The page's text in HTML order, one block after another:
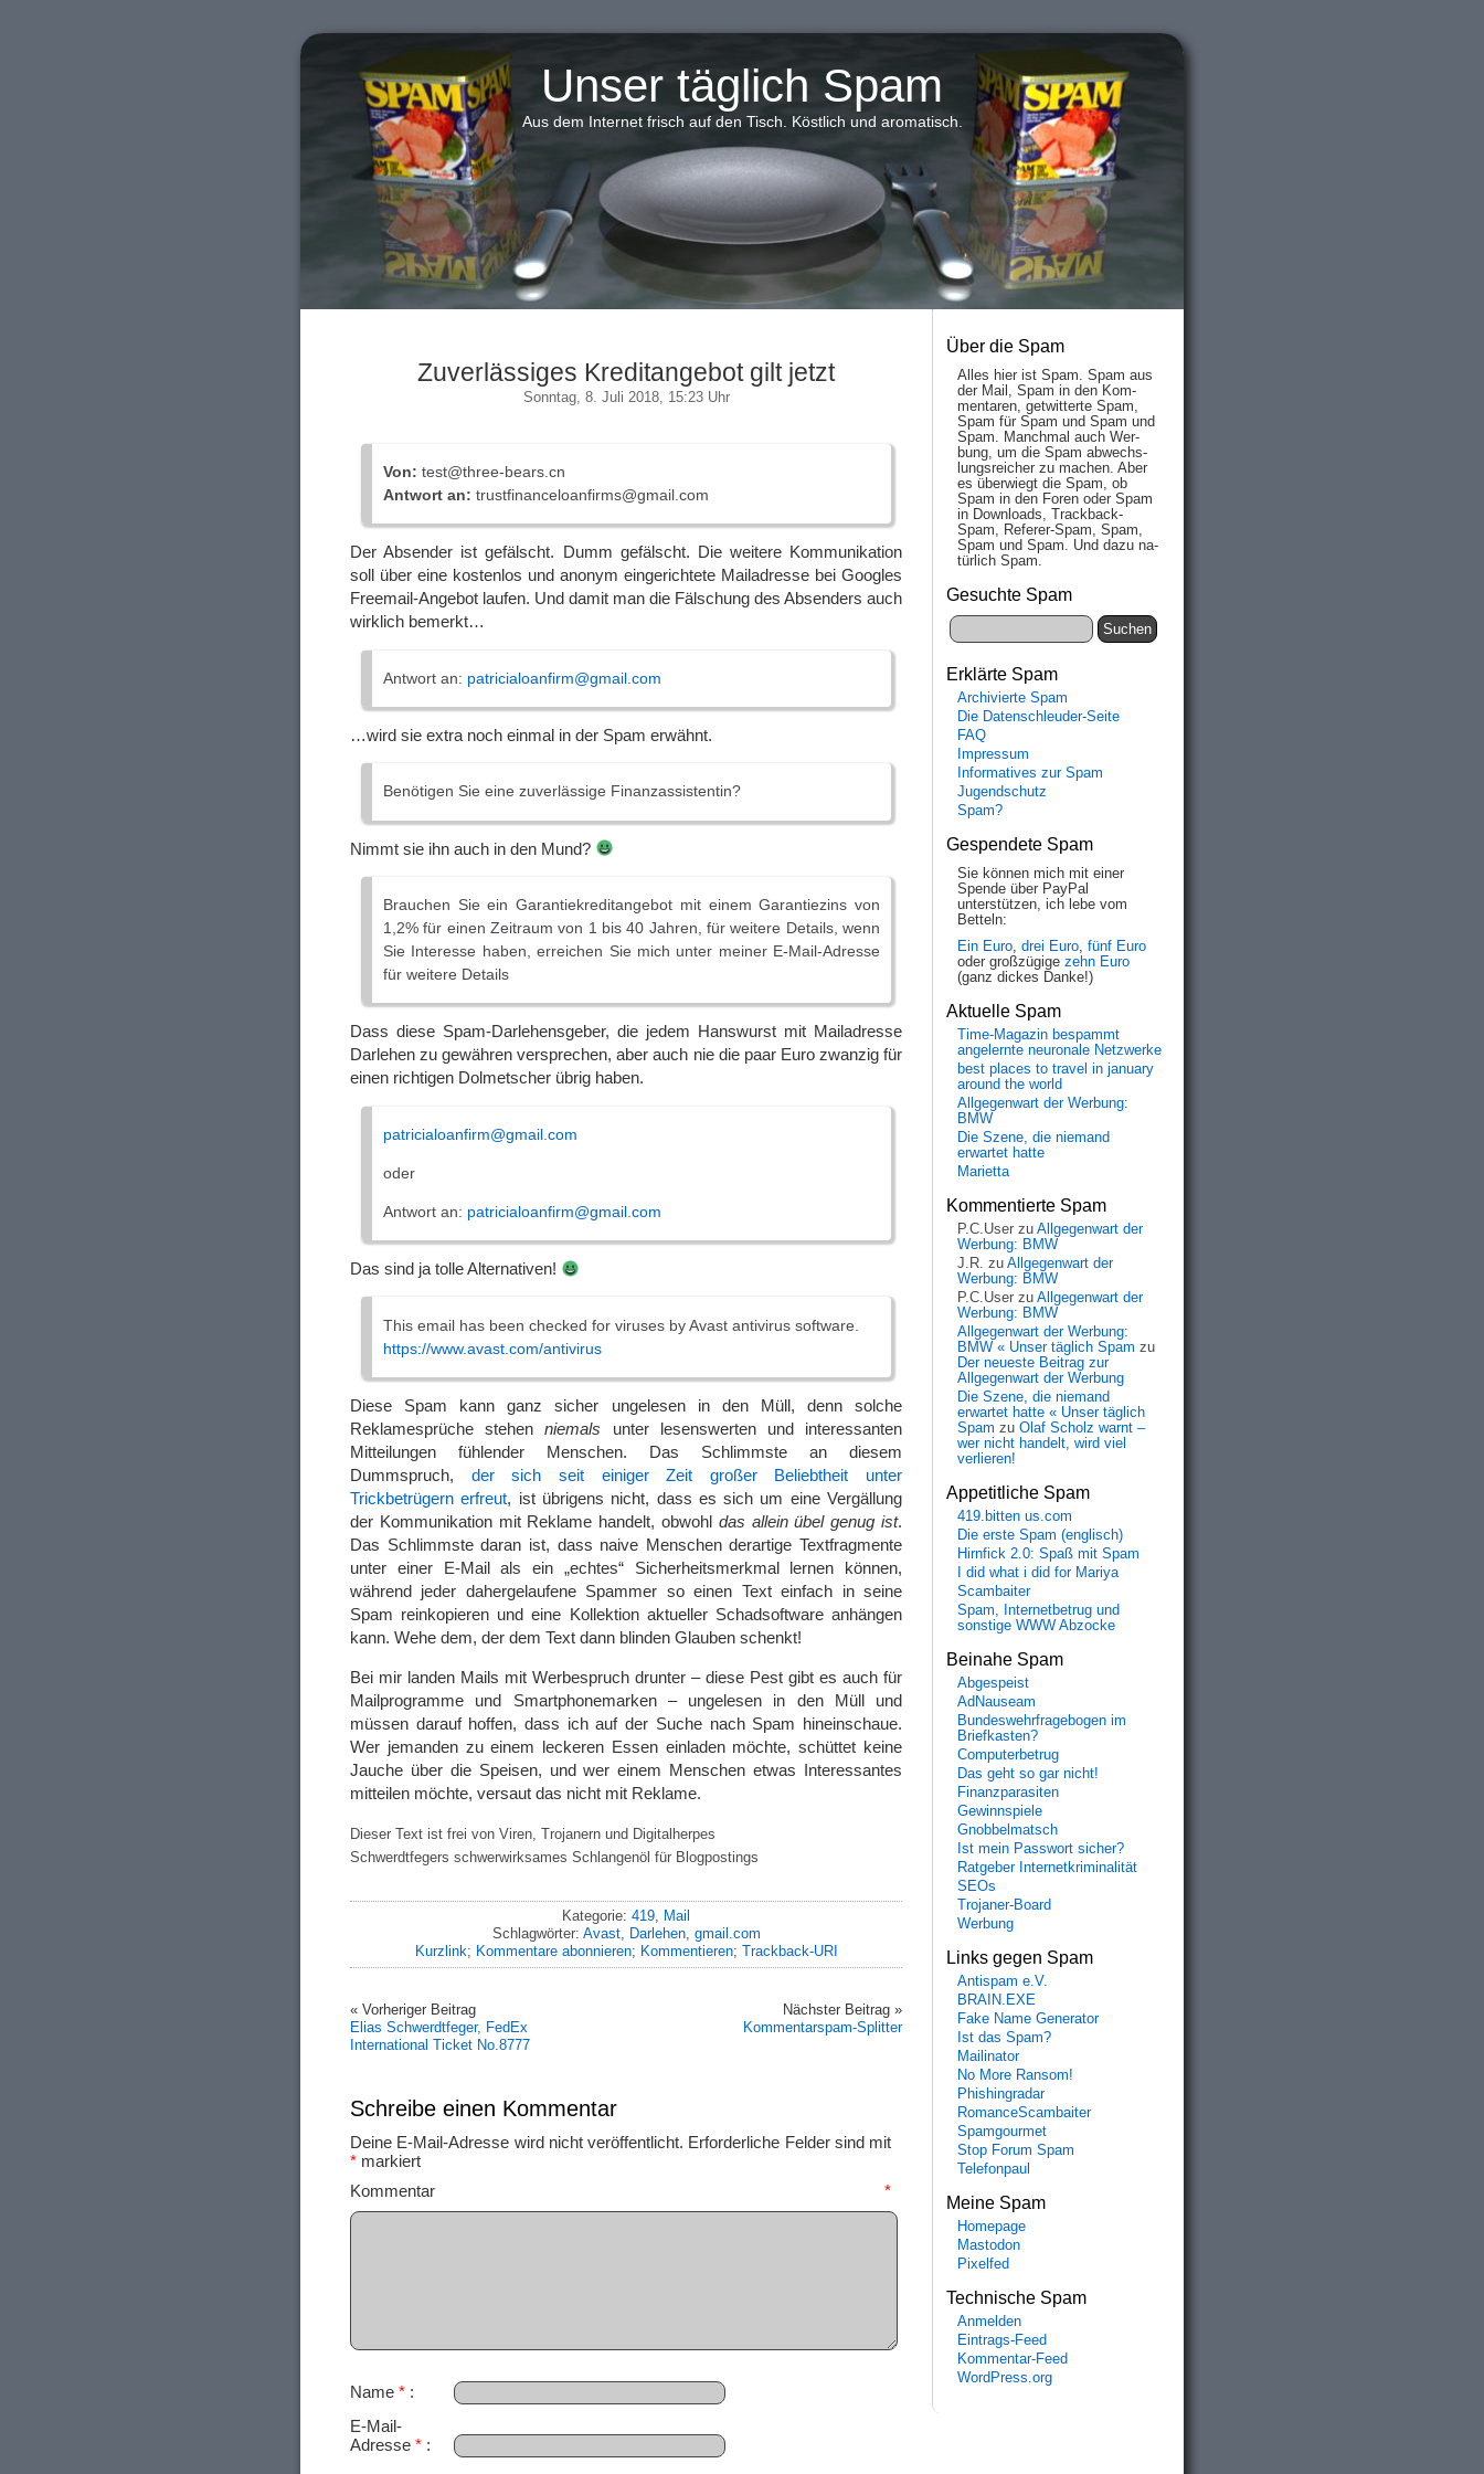
Unser täglich Spam
Aus dem Internet frisch auf den Tisch. Köstlich und aromatisch.
Zuverlässiges Kreditangebot gilt jetzt
Sonntag, 8. Juli 2018, 15:23 Uhr
Von: test@three-bears.cn
Antwort an: trustfinanceloanfirms@gmail.com
Der Absender ist gefälscht. Dumm gefälscht. Die weitere Kommunikation
soll über eine kostenlos und anonym eingerichtete Mailadresse bei Googles
Freemail-Angebot laufen. Und damit man die Fälschung des Absenders auch
wirklich bemerkt…
Antwort an: patricialoanfirm@gmail.com
…wird sie extra noch einmal in der Spam erwähnt.
Benötigen Sie eine zuverlässige Finanzassistentin?
Nimmt sie ihn auch in den Mund?
Brauchen Sie ein Garantiekreditangebot mit einem Garantiezins von
1,2% für einen Zeitraum von 1 bis 40 Jahren, für weitere Details, wenn
Sie Interesse haben, erreichen Sie mich unter meiner E-Mail-Adresse
für weitere Details
Dass diese Spam-Darlehensgeber, die jedem Hanswurst mit Mailadresse
Darlehen zu gewähren versprechen, aber auch nie die paar Euro zwanzig für
einen richtigen Dolmetscher übrig haben.
patricialoanfirm@gmail.com
oder
Antwort an: patricialoanfirm@gmail.com
Das sind ja tolle Alternativen!
This email has been checked for viruses by Avast antivirus software.
https://www.avast.com/antivirus
Diese Spam kann ganz sicher ungelesen in den Müll, denn solche
Reklamesprüche stehenniemals unter lesenswerten und interessanten
Mitteilungen fühlender Menschen. Das Schlimmste an diesem
Dummspruch, der sich seit einiger Zeit großer Beliebtheit unter
Trickbetrügern erfreut, ist übrigens nicht, dass es sich um eine Vergällung
der Kommunikation mit Reklame handelt, obwohl das allein übel genug ist.
Das Schlimmste daran ist, dass naive Menschen derartige Textfragmente
unter einer E-Mail als ein „echtes“ Sicherheitsmerkmal lernen können,
während jeder dahergelaufene Spammer so einen Text einfach in seine
Spam reinkopieren und eine Kollektion aktueller Schadsoftware anhängen
kann. Wehe dem, der dem Text dann blinden Glauben schenkt!
Bei mir landen Mails mit Werbespruch drunter – diese Pest gibt es auch für
Mailprogramme und Smartphonemarken – ungelesen in den Müll und
müssen darauf hoffen, dass ich auf der Suche nach Spam hineinschaue.
Wer jemanden zu einem leckeren Essen einladen möchte, schüttet keine
Jauche über die Speisen, und wer einem Menschen etwas Interessantes
mitteilen möchte, versaut das nicht mit Reklame.
Dieser Text ist frei von Viren, Trojanern und Digitalherpes
Schwerdtfegers schwerwirksames Schlangenöl für Blogpostings
Kategorie: 419, Mail
Schlagwörter: Avast, Darlehen, gmail.com
Kurzlink; Kommentare abonnieren; Kommentieren; Trackback-URI
« Vorheriger Beitrag
Elias Schwerdtfeger, FedEx
International Ticket No.8777
Nächster Beitrag »
Kommentarspam-Splitter
Schreibe einen Kommentar
Deine E-Mail-Adresse wird nicht veröffentlicht. Erforderliche Felder sind mit
* markiert
Kommentar *
Name *
E-Mail-
Adresse *
Über die Spam
Alles hier ist Spam. Spam aus
der Mail, Spam in den Kom­
men­taren, ge­twit­ter­te Spam,
Spam für Spam und Spam und
Spam. Manch­mal auch Wer­
bung, um die Spam ab­wechs­
lungs­reich­er zu mach­en. Aber
es über­wiegt die Spam, ob
Spam in den Fo­ren oder Spam
in Down­loads, Track­back-
Spam, Re­fe­rer-Spam, Spam,
Spam und Spam. Und da­zu na­
tür­lich Spam.
Gesuchte Spam
Erklärte Spam
Archivierte Spam
Die Datenschleuder-Seite
FAQ
Impressum
Informatives zur Spam
Jugendschutz
Spam?
Gespendete Spam
Sie können mich mit einer
Spende über PayPal
unterstützen, ich lebe vom
Betteln:
Ein Euro, drei Euro, fünf Euro
oder großzügige zehn Euro
(ganz dickes Danke!)
Aktuelle Spam
Time-Magazin bespammt
angelernte neuronale Netzwerke
best places to travel in january
around the world
Allgegenwart der Werbung:
BMW
Die Szene, die niemand
erwartet hatte
Marietta
Kommentierte Spam
P.C.User zu Allgegenwart der
Werbung: BMW
J.R. zu Allgegenwart der
Werbung: BMW
P.C.User zu Allgegenwart der
Werbung: BMW
Allgegenwart der Werbung:
BMW « Unser täglich Spam zu
Der neueste Beitrag zur
Allgegenwart der Werbung
Die Szene, die niemand
erwartet hatte « Unser täglich
Spam zu Olaf Scholz warnt –
wer nicht handelt, wird viel
verlieren!
Appetitliche Spam
419.bitten us.com
Die erste Spam (englisch)
Hirnfick 2.0: Spaß mit Spam
I did what i did for Mariya
Scambaiter
Spam, Internetbetrug und
sonstige WWW Abzocke
Beinahe Spam
Abgespeist
AdNauseam
Bundeswehrfragebogen im
Briefkasten?
Computerbetrug
Das geht so gar nicht!
Finanzparasiten
Gewinnspiele
Gnobbelmatsch
Ist mein Passwort sicher?
Ratgeber Internetkriminalität
SEOs
Trojaner-Board
Werbung
Links gegen Spam
Antispam e.V.
BRAIN.EXE
Fake Name Generator
Ist das Spam?
Mailinator
No More Ransom!
Phishingradar
RomanceScambaiter
Spamgourmet
Stop Forum Spam
Telefonpaul
Meine Spam
Homepage
Mastodon
Pixelfed
Technische Spam
Anmelden
Eintrags-Feed
Kommentar-Feed
WordPress.org